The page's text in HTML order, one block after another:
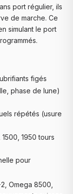
port régulier, ils
de marche. Ce
simulant le port
figés
phase de lune)
répétés (usure
1950 tours
pour
Omega 8500,